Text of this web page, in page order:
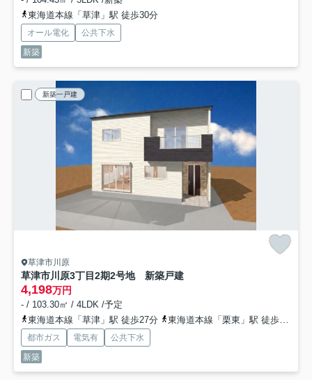
東海道本線「草津」駅 徒歩30分
オール電化
公共下水
新築
新築一戸建
草津市川原
草津市川原3丁目2期2号地 新築戸建
4,198万円
- / 103.30㎡ / 4LDK /予定
東海道本線「草津」駅 徒歩27分
東海道本線「栗東」駅 徒歩38分
都市ガス 電気有
公共下水
新築